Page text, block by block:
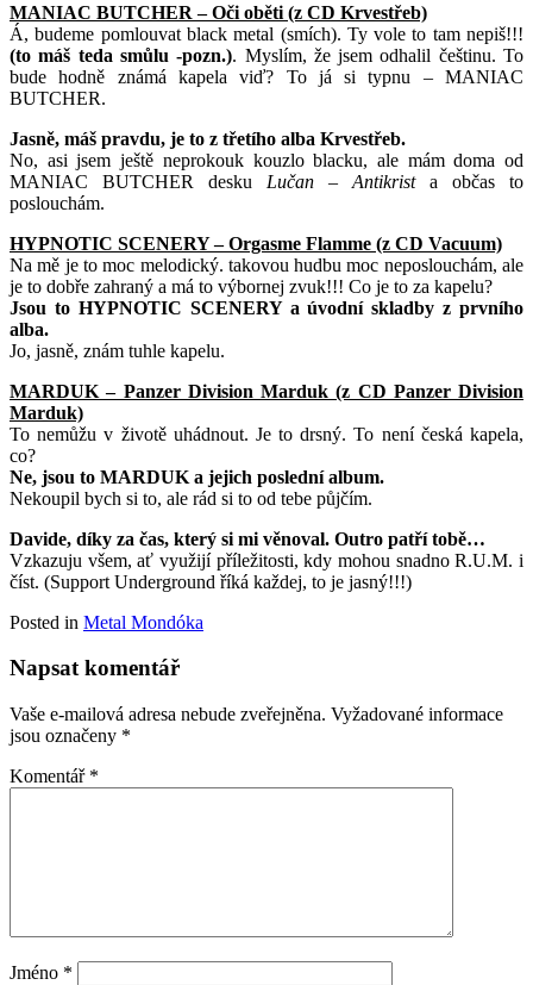
MANIAC BUTCHER – Oči oběti (z CD Krvestřeb)
Á, budeme pomlouvat black metal (smích). Ty vole to tam nepiš!!!
(to máš teda smůlu -pozn.). Myslím, že jsem odhalil češtinu. To
bude hodně známá kapela viď? To já si typnu – MANIAC
BUTCHER.
Jasně, máš pravdu, je to z třetího alba Krvestřeb.
No, asi jsem ještě neprokouk kouzlo blacku, ale mám doma od
MANIAC BUTCHER desku Lučan – Antikrista občas to
poslouchám.
HYPNOTIC SCENERY – Orgasme Flamme (z CD Vacuum)
Na mě je to moc melodický. takovou hudbu moc neposlouchám, ale
je to dobře zahraný a má to výbornej zvuk!!! Co je to za kapelu?
Jsou to HYPNOTIC SCENERY a úvodní skladby z prvního
alba.
Jo, jasně, znám tuhle kapelu.
MARDUK – Panzer Division Marduk (z CD Panzer Division
Marduk)
To nemůžu v životě uhádnout. Je to drsný. To není česká kapela,
co?
Ne, jsou to MARDUK a jejich poslední album.
Nekoupil bych si to, ale rád si to od tebe půjčím.
Davide, díky za čas, který si mi věnoval. Outro patří tobě…
Vzkazuju všem, ať využijí příležitosti, kdy mohou snadno R.U.M. i
číst. (Support Underground říká každej, to je jasný!!!)
Posted in Metal Mondóka
Napsat komentář
Vaše e-mailová adresa nebude zveřejněna. Vyžadované informace
jsou označeny *
Komentář *
Jméno *